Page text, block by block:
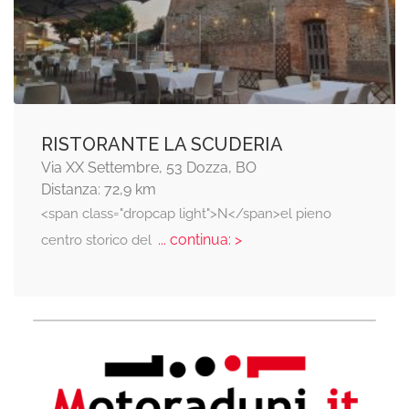
RISTORANTE LA SCUDERIA
Via XX Settembre, 53 Dozza, BO
Distanza: 72,9 km
<span class="dropcap light">N</span>el pieno
centro storico del... continua: >